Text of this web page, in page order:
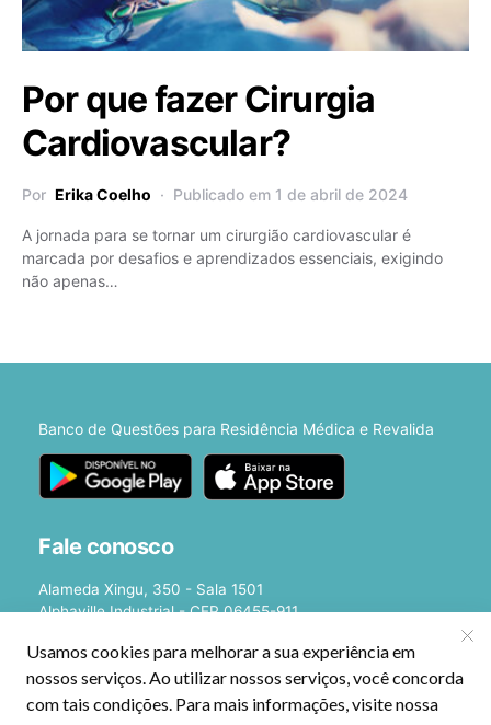
Por que fazer Cirurgia
Cardiovascular?
Por Erika Coelho Publicado em 1 de abril de 2024
A jornada para se tornar um cirurgião cardiovascular é
marcada por desafios e aprendizados essenciais, exigindo
não apenas…
Banco de Questões para Residência Médica e Revalida
Fale conosco
Alameda Xingu, 350 - Sala 1501
Alphaville Industrial - CEP 06455-911
E-mail:[email protected]